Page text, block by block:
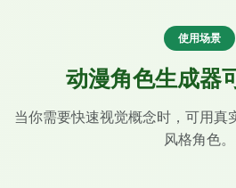
使用场景
动漫角色生成器
当你需要快速视觉概念时，可用真
风格角色。